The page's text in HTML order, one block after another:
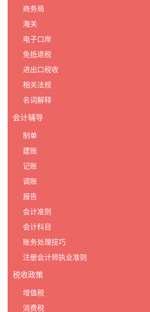
商务局
海关
电子口岸
免抵退税
进出口税收
相关法规
名词解释
会计辅导
制单
建账
记账
调账
报告
会计准则
会计科目
账务处理技巧
注册会计师执业准则
税收政策
增值税
消费税